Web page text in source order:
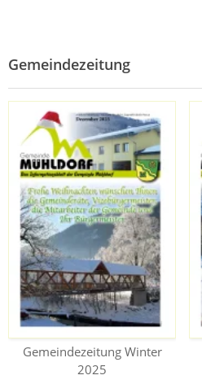
Gemeindezeitung
Gemeindezeitung Winter
2025